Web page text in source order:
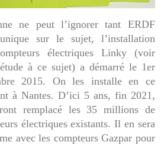
ne peut l’ignorer tant ERDF
sur le sujet, l’installation
électriques Linky (voir
à ce sujet) a démarré le 1er
2015. On les installe en ce
à Nantes. D’ici 5 ans, fin 2021,
remplacé les 35 millions de
électriques existants. Il en sera
avec les compteurs Gazpar pour